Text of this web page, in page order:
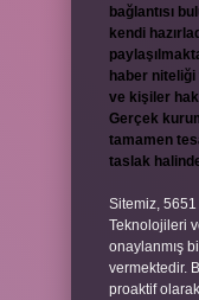
bağlantısı
kendi
haber
ve kişiler
Gerçek
tamamen
taslak
Sitemiz, 5651
Teknolojileri
onaylanmış
vermektedir.
proaktif